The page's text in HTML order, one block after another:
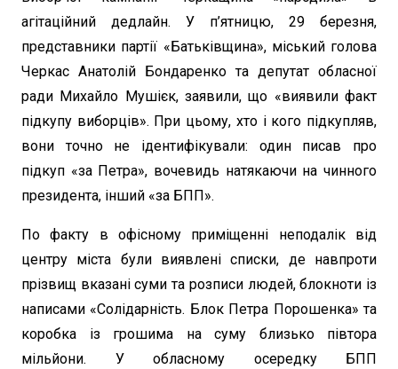
агітаційний дедлайн. У п’ятницю, 29 березня,
представники партії «Батьківщина», міський голова
Черкас Анатолій Бондаренко та депутат обласної
ради Михайло Мушієк, заявили, що «виявили факт
підкупу виборців». При цьому, хто і кого підкупляв,
вони точно не ідентифікували: один писав про
підкуп «за Петра», вочевидь натякаючи на чинного
президента, інший «за БПП».
По факту в офісному приміщенні неподалік від
центру міста були виявлені списки, де навпроти
прізвищ вказані суми та розписи людей, блокноти із
написами «Солідарність. Блок Петра Порошенка» та
коробка із грошима на суму близько півтора
мільйони. У обласному осередку БПП